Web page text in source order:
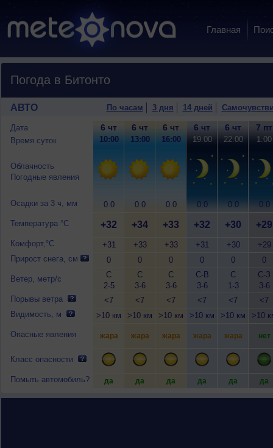
Главная
Погода в Битонто
АВТО По часам 3 дня 14 дней
Дата
Время суток
Облачность
Погодные явления
Осадки за 3 ч, мм
Температура °C
Комфорт,°C
Прирост снега, см
Ветер, метр/с
Порывы ветра
Видимость, м
Опасные явления
Класс опасности
Помыть автомобиль?
6 чт
10:00
0.0
+32
+31
0
С
2-5
<7
>10 км
жара
да
6 чт
13:00
0.0
+34
+33
0
С
3-6
<7
>10 км
жара
да
6 чт
16:00
0.0
+33
+33
0
С
3-6
<7
>10 км
жара
да
6 чт
19:00
0.0
+32
+31
0
С-В
3-6
<7
>10 км
жара
да
6 чт
22:00
0.0
+30
+30
0
С
1-3
<7
>10 км
жара
да
7 пт
1:00
0.0
+29
+29
0
С-З
3-6
<7
>10
нет
да